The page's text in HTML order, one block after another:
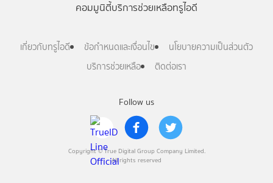
Follow us
Copyright © True Digital Group Company Limited.
All rights reserved
คอมมูนิตี้บริการช่วยเหลือทรูไอดี
เกี่ยวกับทรูไอดี ข้อกำหนดและเงื่อนไข
นโยบายความเป็นส่วนตัว
บริการช่วยเหลือ
ติดต่อเรา